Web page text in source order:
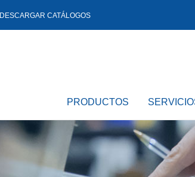
DESCARGAR CATÁLOGOS
PRODUCTOS